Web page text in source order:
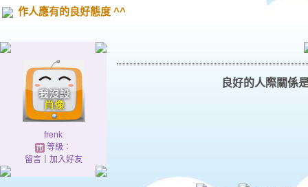
作人應有的良好態度 ^^
frenk
等級：
留言｜ 加入好友
良好的人際關係